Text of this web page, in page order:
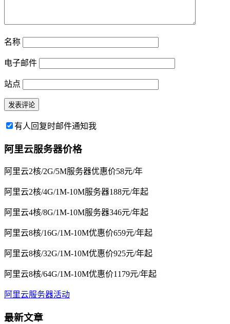
名称
电子邮件
站点
有人回复时邮件通知我
阿里云服务器价格
阿里云2核/2G/5M服务器优惠价58元/年
阿里云2核/4G/1M-10M服务器188元/年起
阿里云4核/8G/1M-10M服务器346元/年起
阿里云8核/16G/1M-10M优惠价659元/年起
阿里云8核/32G/1M-10M优惠价925元/年起
阿里云8核/64G/1M-10M优惠价1179元/年起
阿里云服务器活动
最新文章